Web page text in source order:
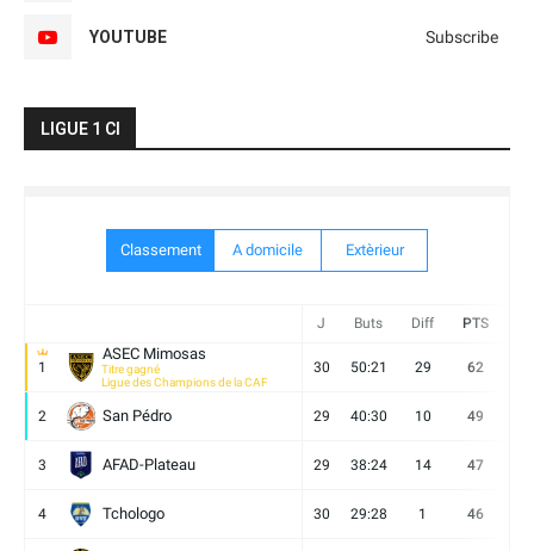
YOUTUBE Subscribe
LIGUE 1 CI
Classement A domicile Extèrieur
J Buts Diff PTS
1
ASEC Mimosas
Titre gagné
Ligue des Champions de la CAF
30 50:21 29 62
2 San Pédro 29 40:30 10 49
3 AFAD-Plateau 29 38:24 14 47
4 Tchologo 30 29:28 1 46